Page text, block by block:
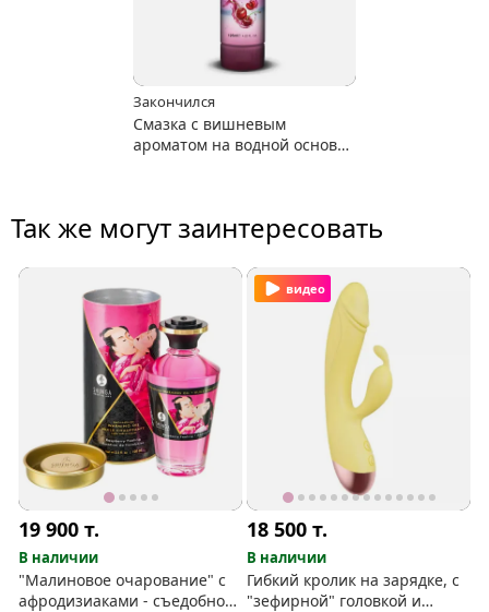
Закончился
Смазка с вишневым
ароматом на водной основе
Так же могут заинтересовать
19 900т.
В наличии
"Малиновое очарование" с
афродизиаками - съедобное
видео
18 500т.
В наличии
Гибкий кролик на зарядке, с
"зефирной" головкой и